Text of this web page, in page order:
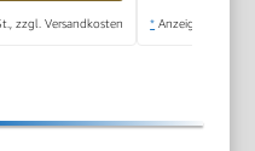
zzgl. Versandkosten * Anzeige